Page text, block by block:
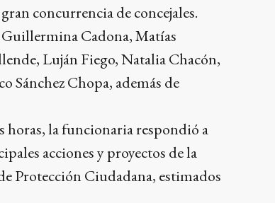
concurrencia de concejales.
Cadona, Matías
Luján Fiego, Natalia Chacón,
Sánchez Chopa, además de
horas, la funcionaria respondió a
acciones y proyectos de la
Protección Ciudadana, estimados